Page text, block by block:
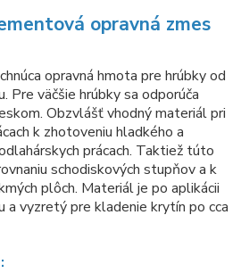
opravná zmes
opravná hmota pre hrúbky od
Pre väčšie hrúbky sa odporúča
Obzvlášť vhodný materiál pri
k zhotoveniu hladkého a
prácach. Taktiež túto
schodiskových stupňov a k
plôch. Materiál je po aplikácii
a vyzretý pre kladenie krytín po cca